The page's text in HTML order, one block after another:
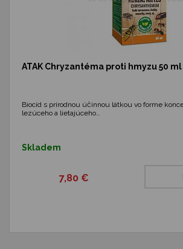
ATAK Chryzantéma proti hmyzu 50 ml
Biocíd s prírodnou účinnou látkou vo forme
lezúceho a lietajúceho…
Skladem
7,80 €